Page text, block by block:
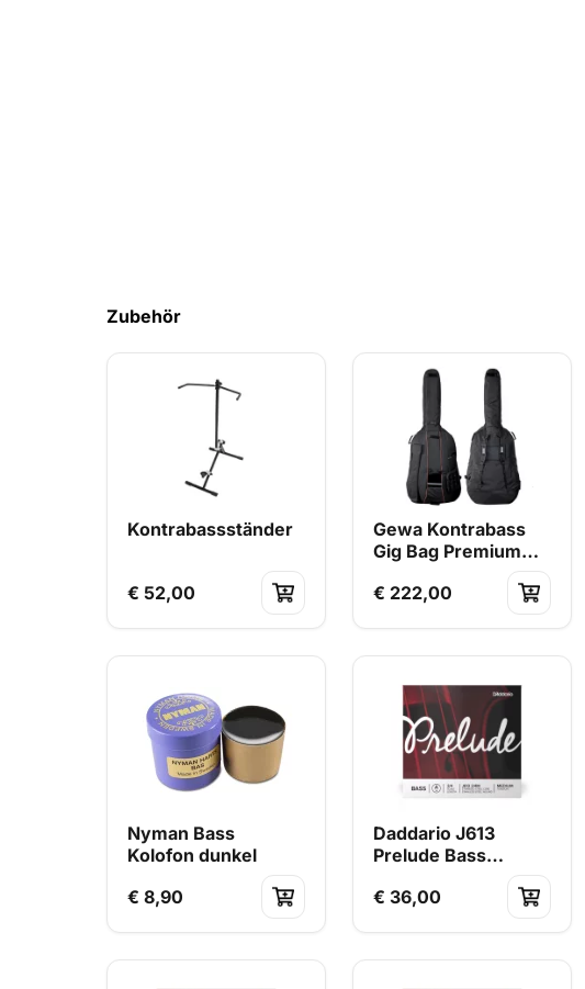
Zubehör
Kontrabassständer
€ 52,00
Gewa Kontrabass
Gig Bag Premium
€ 222,00
Nyman Bass
Kolofon dunkel
€ 8,90
Daddario J613
Prelude Bass
mittlere Spannung
€ 36,00